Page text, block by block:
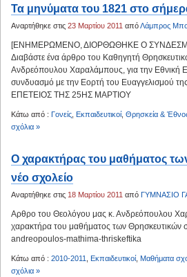
Τα μηνύματα του 1821 στο
Αναρτήθηκε στις 23 Μαρτίου 2011 απόΛάμπρος
[ΕΝΗΜΕΡΩΜΕΝΟ, ΔΙΟΡΘΩΘΗΚΕ Ο
Διαβάστε ένα άρθρο του Καθηγητή
Ανδρεόπουλου Χαραλάμπους, για την Εθνική
συνδυασμό με την Εορτή του Ευαγγελισμού
ΕΠΕΤΕΙΟΣ ΤΗΣ 25ΗΣ ΜΑΡΤΙΟΥ
Κάτω από : Γονείς Εκπαιδευτικοί, Θρησκεία &
σχόλια »
Ο χαρακτήρας του μαθήματος
νέο σχολείο
Αναρτήθηκε στις 18 Μαρτίου 2011 από ΓΥΜΝΑΣΙΟ
Aρθρο του Θεολόγου μας κ. Ανδρεόπουλου
χαρακτήρα του μαθήματος των Θρησκευτικών
andreopoulos-mathima-thriskeftika
Κάτω από : 2010-2011 Εκπαιδευτικοί, Μαθήματα
σχόλια »